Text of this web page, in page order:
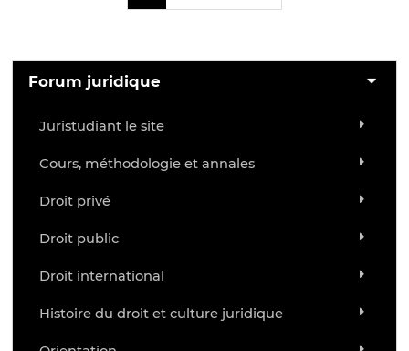
Forum juridique
Juristudiant le site
Cours, méthodologie et annales
Droit privé
Droit public
Droit international
Histoire du droit et culture juridique